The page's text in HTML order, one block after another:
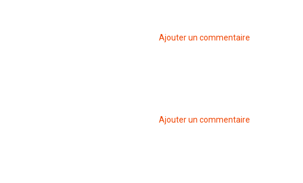
Ajouter un commentaire
Ajouter un commentaire